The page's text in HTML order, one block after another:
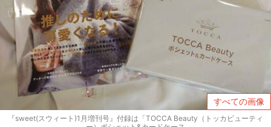
すべての画像
『sweet(スウィート)1月増刊号』付録は「TOCCA Beauty（トッカビューティ